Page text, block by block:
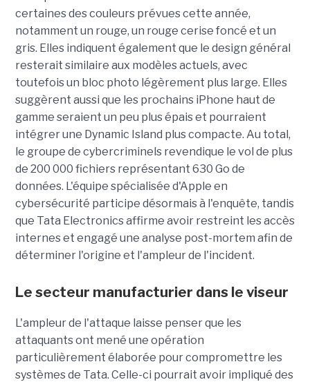
certaines des couleurs prévues cette année,
notamment un rouge, un rouge cerise foncé et un
gris. Elles indiquent également que le design général
resterait similaire aux modèles actuels, avec
toutefois un bloc photo légèrement plus large. Elles
suggèrent aussi que les prochains iPhone haut de
gamme seraient un peu plus épais et pourraient
intégrer une Dynamic Island plus compacte. Au total,
le groupe de cybercriminels revendique le vol de plus
de 200 000 fichiers représentant 630 Go de
données. L'équipe spécialisée d'Apple en
cybersécurité participe désormais à l'enquête, tandis
que Tata Electronics affirme avoir restreint les accès
internes et engagé une analyse post-mortem afin de
déterminer l'origine et l'ampleur de l'incident.
Le secteur manufacturier dans le viseur
L'ampleur de l'attaque laisse penser que les
attaquants ont mené une opération
particulièrement élaborée pour compromettre les
systèmes de Tata. Celle-ci pourrait avoir impliqué des